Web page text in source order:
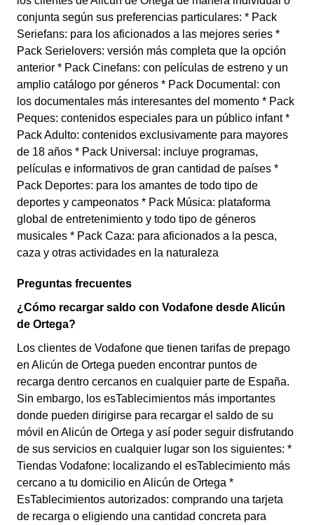
conjunta según sus preferencias particulares: * Pack
Seriefans: para los aficionados a las mejores series *
Pack Serielovers: versión más completa que la opción
anterior * Pack Cinefans: con películas de estreno y un
amplio catálogo por géneros * Pack Documental: con
los documentales más interesantes del momento * Pack
Peques: contenidos especiales para un público infant *
Pack Adulto: contenidos exclusivamente para mayores
de 18 años * Pack Universal: incluye programas,
películas e informativos de gran cantidad de países *
Pack Deportes: para los amantes de todo tipo de
deportes y campeonatos * Pack Música: plataforma
global de entretenimiento y todo tipo de géneros
musicales * Pack Caza: para aficionados a la pesca,
caza y otras actividades en la naturaleza
Preguntas frecuentes
¿Cómo recargar saldo con Vodafone desde Alicún
de Ortega?
Los clientes de Vodafone que tienen tarifas de prepago
en Alicún de Ortega pueden encontrar puntos de
recarga dentro cercanos en cualquier parte de España.
Sin embargo, los esTablecimientos más importantes
donde pueden dirigirse para recargar el saldo de su
móvil en Alicún de Ortega y así poder seguir disfrutando
de sus servicios en cualquier lugar son los siguientes: *
Tiendas Vodafone: localizando el esTablecimiento más
cercano a tu domicilio en Alicún de Ortega *
EsTablecimientos autorizados: comprando una tarjeta
de recarga o eligiendo una cantidad concreta para